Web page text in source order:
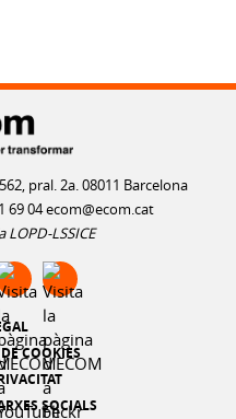
pral. 2a. 08011 Barcelona
69 04ecom@ecom.cat
LSSICE
COOKIES
SOCIALS